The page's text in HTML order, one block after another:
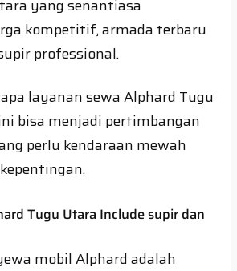
yang senantiasa
kompetitif, armada terbaru
professional.
layanan sewa Alphard Tugu
bisa menjadi pertimbangan
perlu kendaraan mewah
Tugu Utara Include supir dan
mobil Alphard adalah